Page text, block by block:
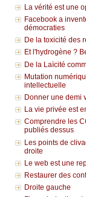
La vérité est une
Facebook a
démocraties
De la toxicité des
Et l'hydrogène ?
De la Laïcité
Mutation
intellectuelle
Donner une demi
La vie privée est
Comprendre les
publiés dessus
Les points de
droite
Le web est une
Restaurer des
Droite gauche